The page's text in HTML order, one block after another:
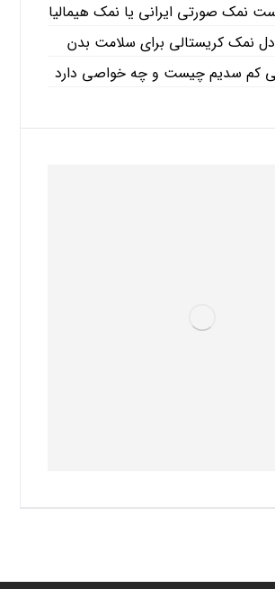
نمک صورتی ایرانی یا نمک هیمالیا
نمک کریستالی برای سلامت بدن
کم سدیم چیست و چه خواصی دارد